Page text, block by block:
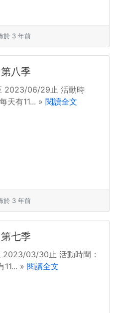
於 3 年前
八季
2023/06/29止 活動時
天有11... » 閱讀全文
於 3 年前
七季
03/30止 活動時間：
11... » 閱讀全文